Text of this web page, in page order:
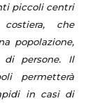
piccoli centri
che
popolazione,
persone. Il
permetterà
in casi di